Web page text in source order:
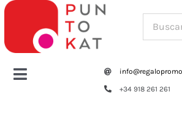
Saltar
contenido
Toggle
+34 918 261 261